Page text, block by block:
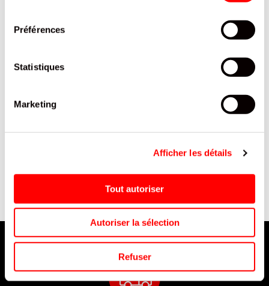
Préférences
Statistiques
Marketing
Afficher les détails
Tout autoriser
Autoriser la sélection
Refuser
POTAGE TOMATE DA
BONBON FILI TUBS XL LUTTI